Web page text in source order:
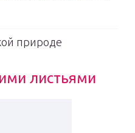
природе
листьями